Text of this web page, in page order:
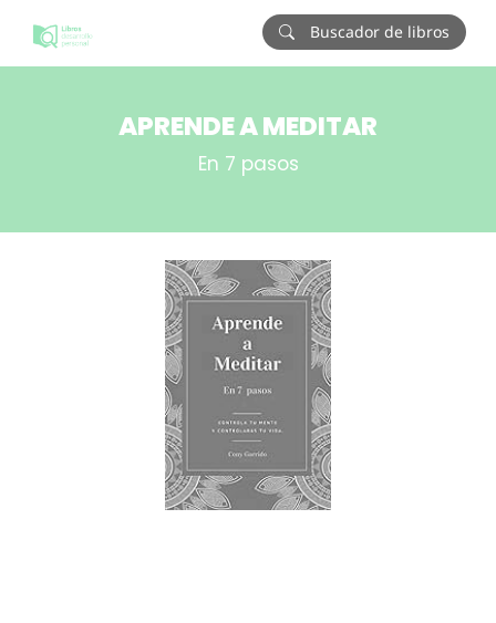
Buscador de libros
APRENDE A MEDITAR
En 7 pasos